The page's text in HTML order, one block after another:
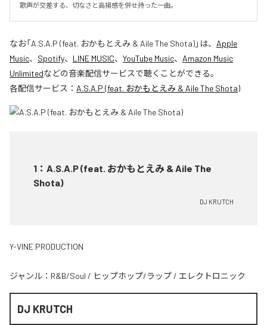
歌声が交差する、切なさと高揚感を併せ持った一曲。
なお「A.S.A.P (feat. おかもとえみ & Aile The Shota)」は、 Apple
Music、 Spotify、 LINE MUSIC、 YouTube Music、 Amazon Music
Unlimitedなどの音楽配信サービスで聴くことができる。
各配信サービス： A.S.A.P (feat. おかもとえみ & Aile The Shota)
1 ： A.S.A.P (feat. おかもとえみ & Aile The
Shota)
DJ KRUTCH
Y-VINE PRODUCTION
ジャンル： R&B/Soul / ヒップホップ/ラップ / エレクトロニック
DJ KRUTCH